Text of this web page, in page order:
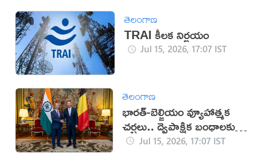
తెలంగాణ
TRAI కీలక నిర్ణయం
Jul 15, 2026, 17:07 IST
తెలంగాణ
భారత్-బెల్జియం వ్యూహాత్మక
చర్చలు.. ద్వైపాక్షిక బంధాలకు
కొత్త ఊపు
Jul 15, 2026, 17:07 IST